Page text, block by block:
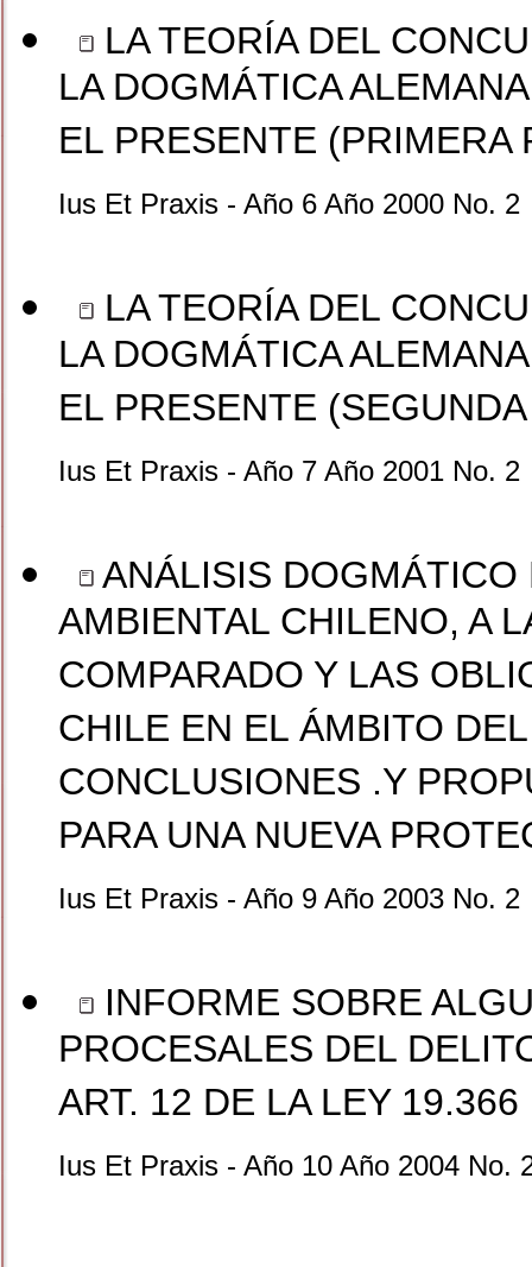
LA TEORÍA DEL
LA DOGMÁTICA
EL PRESENTE (PRIMERA
Ius Et Praxis - Año 6 Año 2000 No. 2
LA TEORÍA DEL
LA DOGMÁTICA
EL PRESENTE
Ius Et Praxis - Año 7 Año 2001 No. 2
ANÁLISIS
AMBIENTAL CHILENO, A
COMPARADO Y LAS
CHILE EN EL ÁMBITO
CONCLUSIONES .Y
PARA UNA NUEVA
Ius Et Praxis - Año 9 Año 2003 No. 2
INFORME SOBRE
PROCESALES DEL
ART. 12 DE LA LEY
Ius Et Praxis - Año 10 Año 2004 No.